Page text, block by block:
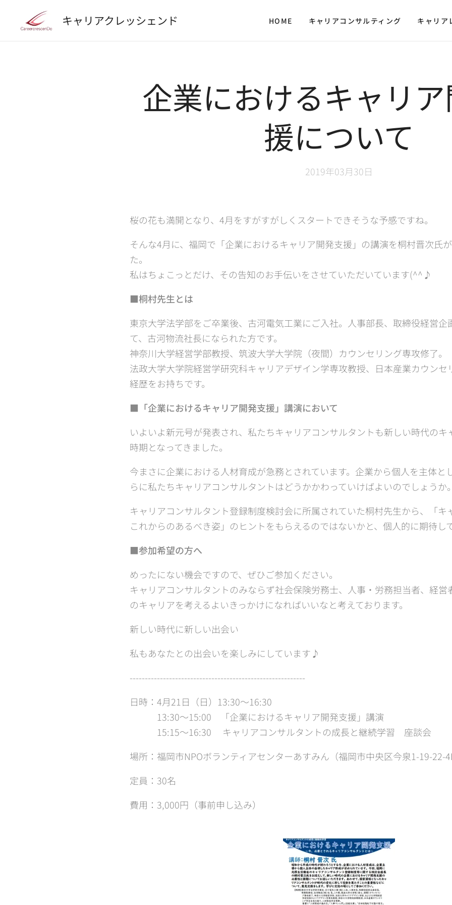
キャリアクレッシェンド HOME キャリアコンサルティング キャリア
企業におけるキャリ
援について
2019年03月30日
桜の花も満開となり、4月をすがすがしくスタートできそうな予感ですね。
そんな4月に、福岡で「企業におけるキャリア開発支援」の講演を桐村晋次氏
た。
私はちょこっとだけ、その告知のお手伝いをさせていただいています(^^♪
■桐村先生とは
東京大学法学部をご卒業後、古河電気工業にご入社。人事部長、取締役経営
て、古河物流社長になられた方です。
神奈川大学経営学部教授、筑波大学大学院（夜間）カウンセリング専攻修了。
法政大学大学院経営学研究科キャリアデザイン学専攻教授、日本産業カウン
経歴をお持ちです。
■「企業におけるキャリア開発支援」講演において
いよいよ新元号が発表され、私たちキャリアコンサルタントも新しい時代のキ
時期となってきました。
今まさに企業における人材育成が急務とされています。企業から個人を主体と
らに私たちキャリアコンサルタントはどうかかわっていけばよいのでしょうか
キャリアコンサルタント登録制度検討会に所属されていた桐村先生から、「キ
これからのあるべき姿」のヒントをもらえるのではないかと、個人的に期待し
■参加希望の方へ
めったにない機会ですので、ぜひご参加ください。
キャリアコンサルタントのみならず社会保険労務士、人事・労務担当者、経
のキャリアを考えるよいきっかけになればいいなと考えております。
新しい時代に新しい出会い
私もあなたとの出会いを楽しみにしています♪
----------------------------------------------------------
日時：4月21日（日）13:30～16:30
13:30～15:00 「企業におけるキャリア開発支援」講演
15:15～16:30 キャリアコンサルタントの成長と継続学習 座談会
場所：福岡市NPOボランティアセンターあすみん（福岡市中央区今泉1-19-22-
定員：30名
費用：3,000円（事前申し込み）